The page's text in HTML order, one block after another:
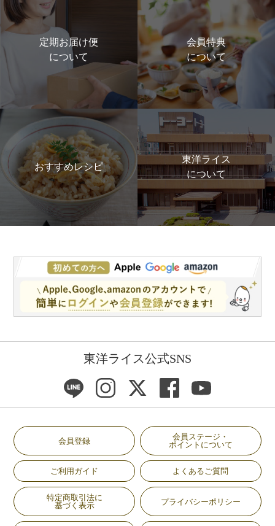
定期お届け便
について
会員特典
について
おすすめレシピ
東洋ライス
について
東洋ライス公式SNS
会員登録
会員ステージ・
ポイントについて
ご利用ガイド よくあるご質問
特定商取引法に
基づく表示
プライバシーポリシー